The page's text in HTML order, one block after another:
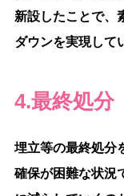
新設したことで、
ダウンを実現して
4.最終処分
埋立等の最終処分
確保が困難な状況